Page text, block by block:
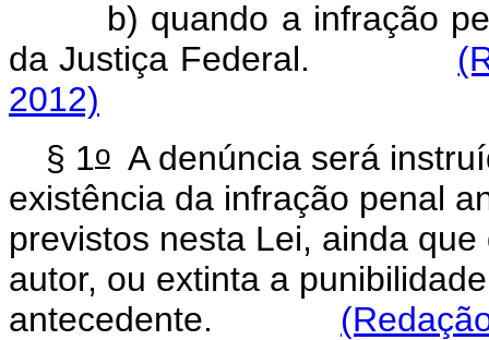
b) quando a infração
da Justiça Federal.
2012)
§ 1o A denúncia será
existência da infração penal
previstos nesta Lei, ainda
autor, ou extinta a
antecedente.